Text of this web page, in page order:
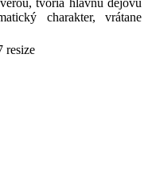
charakter, vrátane